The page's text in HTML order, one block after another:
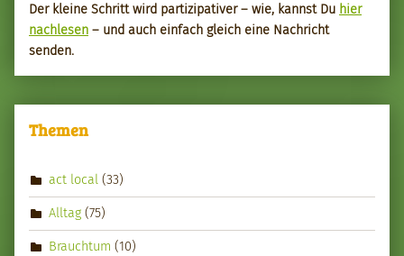
Der kleine Schritt wird par­tizipa­tiv­er – wie, kannst Du hier
nach­le­sen – und auch ein­fach gle­ich eine Nachricht
senden.
Themen
act local (33)
Alltag (75)
Brauchtum (10)